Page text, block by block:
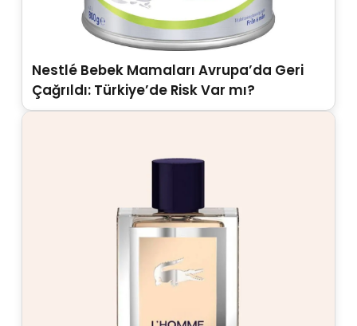
Nestlé Bebek Mamaları Avrupa’da Geri
Çağrıldı: Türkiye’de Risk Var mı?